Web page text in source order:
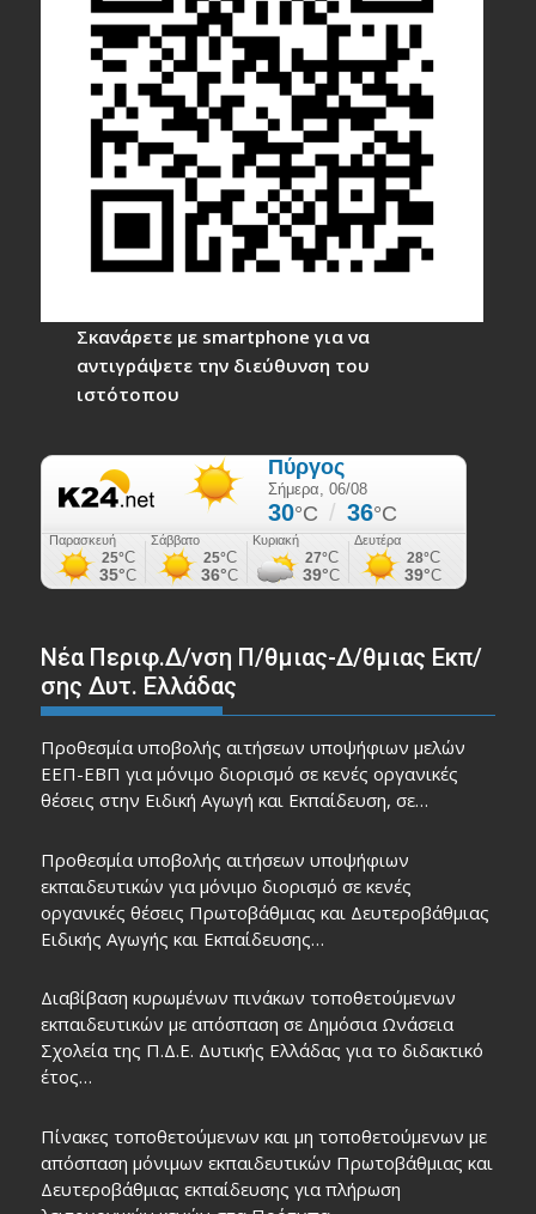
Σκανάρετε με smartphone για να
αντιγράψετε την διεύθυνση του
ιστότοπου
Νέα Περιφ.Δ/νση Π/θμιας-Δ/θμιας Εκπ/
σης Δυτ. Ελλάδας
Προθεσμία υποβολής αιτήσεων υποψήφιων μελών
ΕΕΠ-ΕΒΠ για μόνιμο διορισμό σε κενές οργανικές
θέσεις στην Ειδική Αγωγή και Εκπαίδευση, σε…
Προθεσμία υποβολής αιτήσεων υποψήφιων
εκπαιδευτικών για μόνιμο διορισμό σε κενές
οργανικές θέσεις Πρωτοβάθμιας και Δευτεροβάθμιας
Ειδικής Αγωγής και Εκπαίδευσης…
Διαβίβαση κυρωμένων πινάκων τοποθετούμενων
εκπαιδευτικών με απόσπαση σε Δημόσια Ωνάσεια
Σχολεία της Π.Δ.Ε. Δυτικής Ελλάδας για το διδακτικό
έτος…
Πίνακες τοποθετούμενων και μη τοποθετούμενων με
απόσπαση μόνιμων εκπαιδευτικών Πρωτοβάθμιας και
Δευτεροβάθμιας εκπαίδευσης για πλήρωση